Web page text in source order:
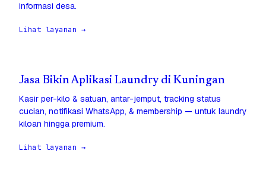
informasi desa.
Lihat layanan →
Jasa Bikin Aplikasi Laundry di Kuningan
Kasir per-kilo & satuan, antar-jemput, tracking status
cucian, notifikasi WhatsApp, & membership — untuk laundry
kiloan hingga premium.
Lihat layanan →